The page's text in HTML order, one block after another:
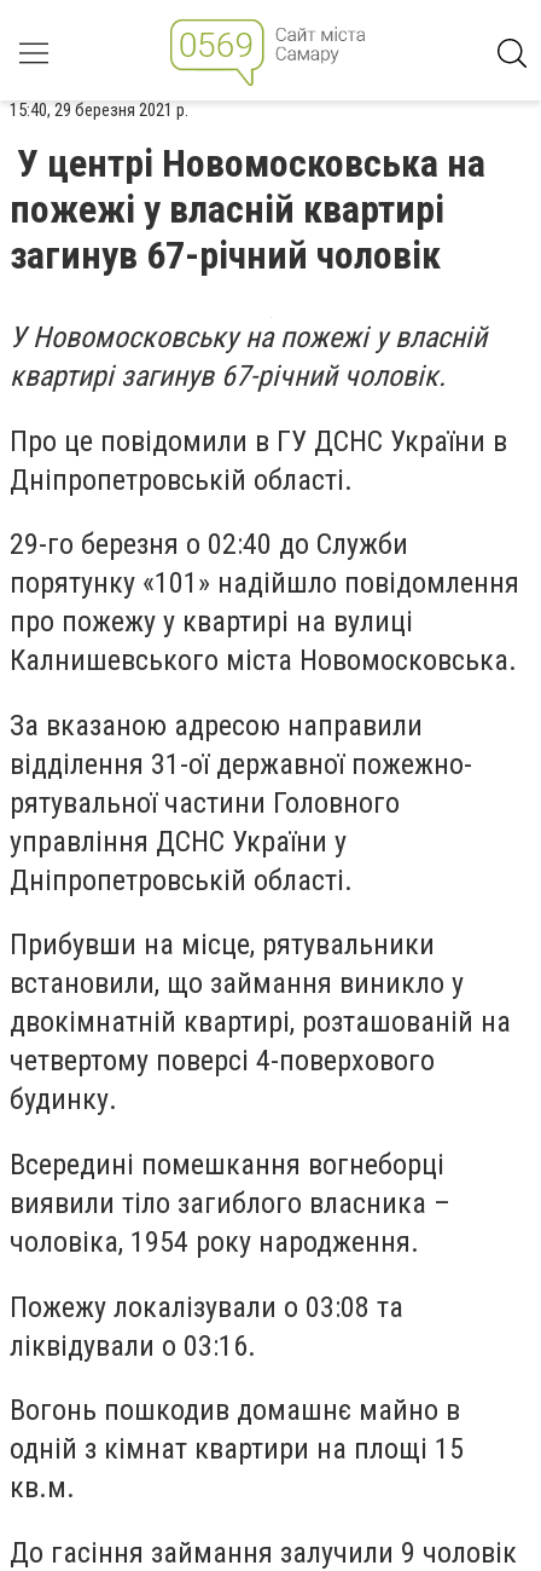
15:40, 29 березня 2021 р.
У центрі Новомосковська на
пожежі у власній квартирі
загинув 67-річний чоловік
У Новомосковську на пожежі у власній
квартирі загинув 67-річний чоловік.
Про це повідомили в ГУ ДСНС України в
Дніпропетровській області.
29-го березня о 02:40 до Служби
порятунку «101» надійшло повідомлення
про пожежу у квартирі на вулиці
Калнишевського міста Новомосковська.
За вказаною адресою направили
відділення 31-ої державної пожежно-
рятувальної частини Головного
управління ДСНС України у
Дніпропетровській області.
Прибувши на місце, рятувальники
встановили, що займання виникло у
двокімнатній квартирі, розташованій на
четвертому поверсі 4-поверхового
будинку.
Всередині помешкання вогнеборці
виявили тіло загиблого власника –
чоловіка, 1954 року народження.
Пожежу локалізували о 03:08 та
ліквідували о 03:16.
Вогонь пошкодив домашнє майно в
одній з кімнат квартири на площі 15
кв.м.
До гасіння займання залучили 9 чоловік